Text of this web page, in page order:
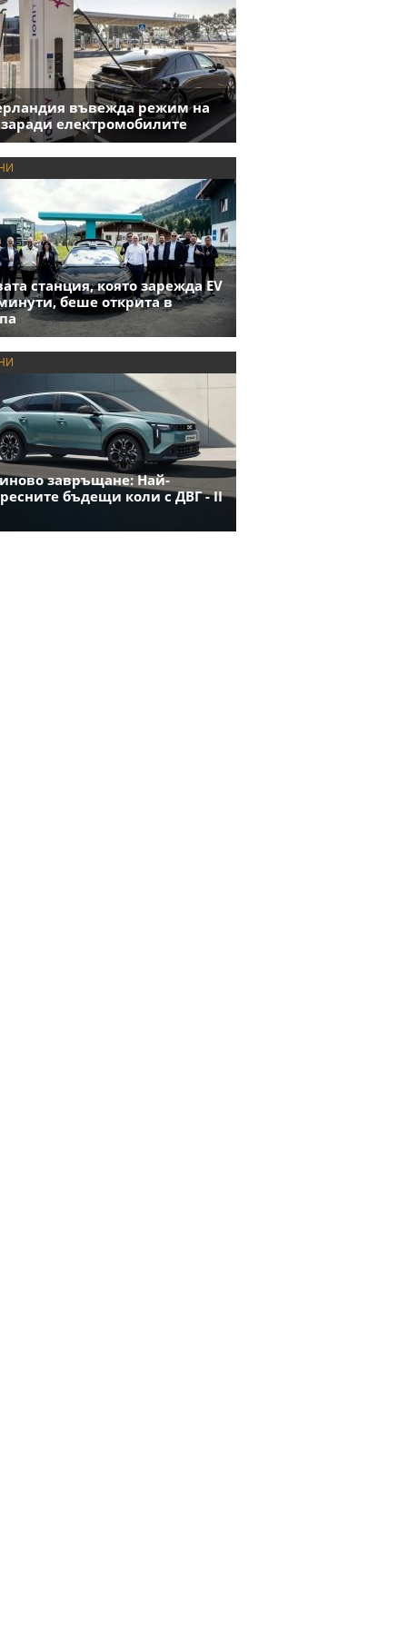
въвежда режим на
заради електромобилите
станция, която зарежда EV
беше открита в
завръщане: Най-
бъдещи коли с ДВГ - II